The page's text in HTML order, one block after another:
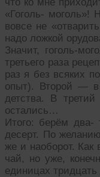
«Гоголь- моголь»!
вовсе не
надо ложкой
Значит, гоголь-
третьего раза
раз я без всяких
опыт). Второй — в
детства. В
остались…
Итого: берём
десерт. По
же и наоборот.
чай, но уже,
единицах тридцать